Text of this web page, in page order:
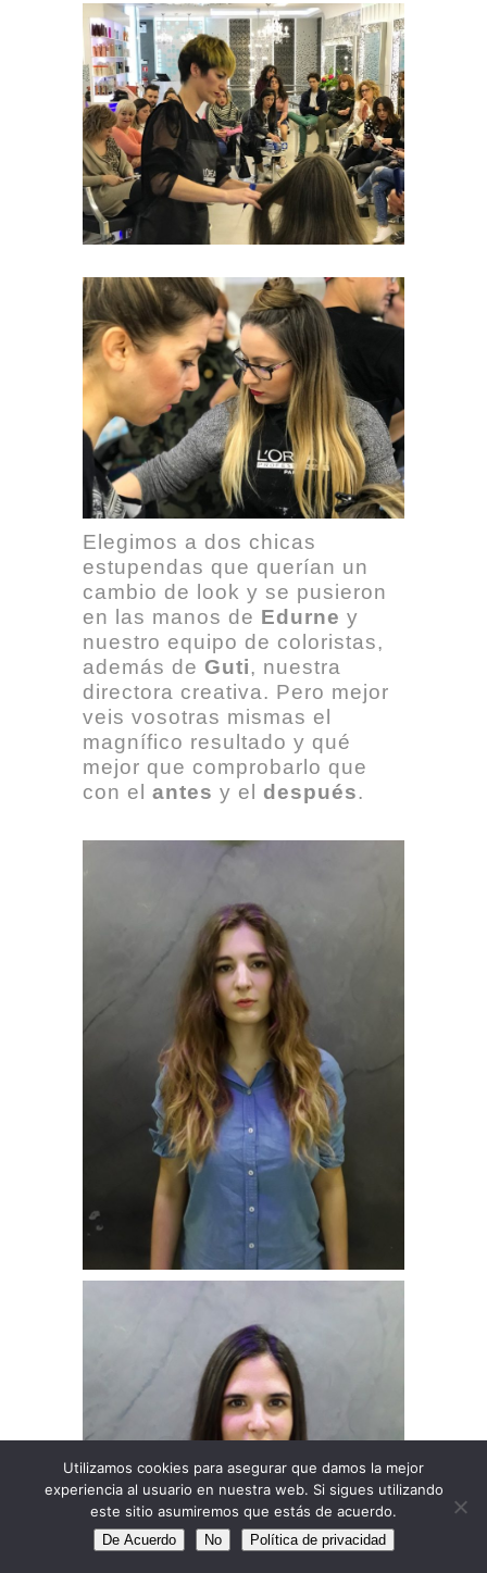
Elegimos a dos chicas
estupendas que querían un
cambio de look y se pusieron
en las manos de Edurne y
nuestro equipo de coloristas,
además de Guti, nuestra
directora creativa. Pero mejor
veis vosotras mismas el
magnífico resultado y qué
mejor que comprobarlo que
con el antes y el después.
Utilizamos cookies para asegurar que damos la mejor
experiencia al usuario en nuestra web. Si sigues utilizando
este sitio asumiremos que estás de acuerdo.
De Acuerdo No Política de privacidad